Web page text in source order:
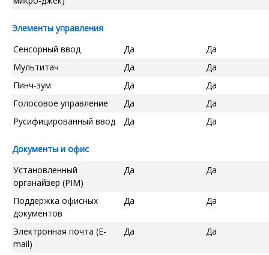
Элементы управления
Сенсорный ввод
Да
Да
Мультитач
Да
Да
Пинч-зум
Да
Да
Голосовое управление
Да
Да
Русифицированный ввод
Да Да
Документы и офис
Установленный
органайзер (PIM)
Да Да
Поддержка офисных
документов
Да Да
Электронная почта (E-
mail)
Да Да